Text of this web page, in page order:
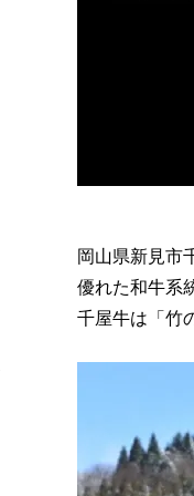
岡山県新見市
優れた和牛系
千屋牛は「竹